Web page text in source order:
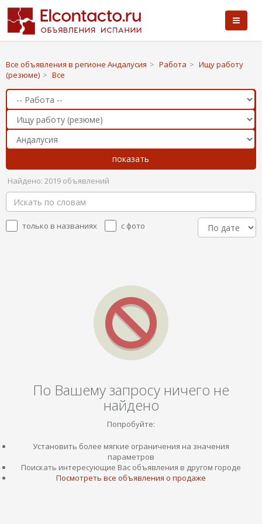
Все объявления в регионе Андалусия > Работа > Ищу работу
(резюме) > Все
Найдено: 2019 объявлений
только в названиях с фото
По Вашему запросу ничего не
найдено
Попробуйте:
Установить более мягкие ограничения на значения
параметров
Поискать интересующие Вас объявления в другом городе
Посмотреть все объявления о продаже